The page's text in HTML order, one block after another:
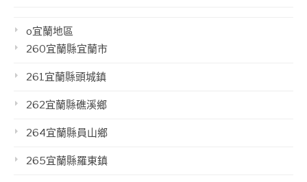
o宜蘭地區
260宜蘭縣宜蘭市
261宜蘭縣頭城鎮
262宜蘭縣礁溪鄉
264宜蘭縣員山鄉
265宜蘭縣羅東鎮